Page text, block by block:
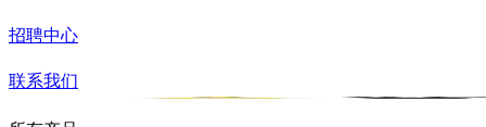
招聘中心
联系我们